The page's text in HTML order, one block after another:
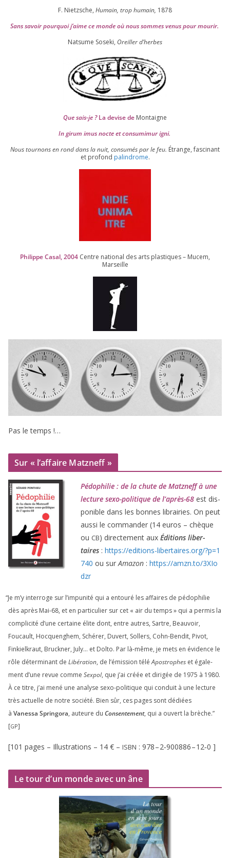
F. Nietzsche, Humain, trop humain, 1878
Sans savoir pour­quoi j’aime ce monde où nous sommes venus pour mourir.
Natsume Soseki, Oreiller d’herbes
Que sais-je ?La devise de Montaigne
In girum imus nocte et consu­mi­mur igni.
Nous tour­nons en rond dans la nuit, consu­més par le feu. Étrange, fas­ci­nant
et pro­fond palin­drome.
Philippe Casal,2004 Centre natio­nal des arts plas­tiques – Mucem,
Marseille
Pas le temps !…
Sur « l’affaire Matzneff »
Pédophilie : de la chute de Matzneff à une
lec­ture sexo-poli­tique de l’après-68 est dis­
po­nible dans les bonnes librai­ries. On peut
aus­si le com­man­der (14 euros – chèque
ou CB) direc­te­ment aux Éditions liber­
taires : https://​edi​tions​-liber​taires​.org/​?​p​=​1
740 ou surAmazon : https://​amzn​.to/​3​X​I​o​
dzr
“Je m’y inter­roge sur l’impunité qui a entou­ré les affaires de pédo­phi­lie
dès après Mai-68, et en par­ti­cu­lier sur cet « air du temps » qui a per­mis la
com­pli­ci­té d’une cer­taine élite dont, entre autres, Sartre, Beauvoir,
Foucault, Hocquenghem, Schérer, Duvert, Sollers, Cohn-Bendit, Pivot,
Finkielkraut, Bruckner, July… et Dolto. Par là-même, je mets en évi­dence le
rôle déter­mi­nant de Libération, de l’émission téléApostrophes et éga­le­
ment d’une revue comme Sexpol, que j’ai créée et diri­gée de 1975 à 1980.
À ce titre, j’ai mené une ana­lyse sexo-poli­tique qui conduit à une lec­ture
très actuelle de notre socié­té. Bien sûr, ces pages sont dédiées
à Vanessa Springora, auteure du Consentement, qui a ouvert la brèche.”
[GP]
[101 pages – Illustrations – 14 € – ISBN : 978–2‑900886–12‑0 ]
Le tour d’un monde avec un âne